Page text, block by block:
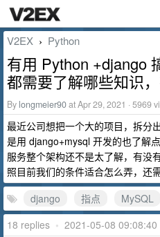
V2EX › Python
有用 Python +django
都需要了解哪些知识
By longmeier90at Apr 29, 2021 · 5969
最近公司想把一个大的项目，拆分
是用 django+mysql 开发的也了解
服务整个架构还不是太了解，有没
照目前我们的条件适合怎么弄，还
django
指点 MySQL
18 replies • 2021-05-08 09:08:40